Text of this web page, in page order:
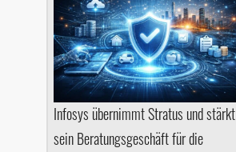
Infosys übernimmt Stratus und stärkt
sein Beratungsgeschäft für die